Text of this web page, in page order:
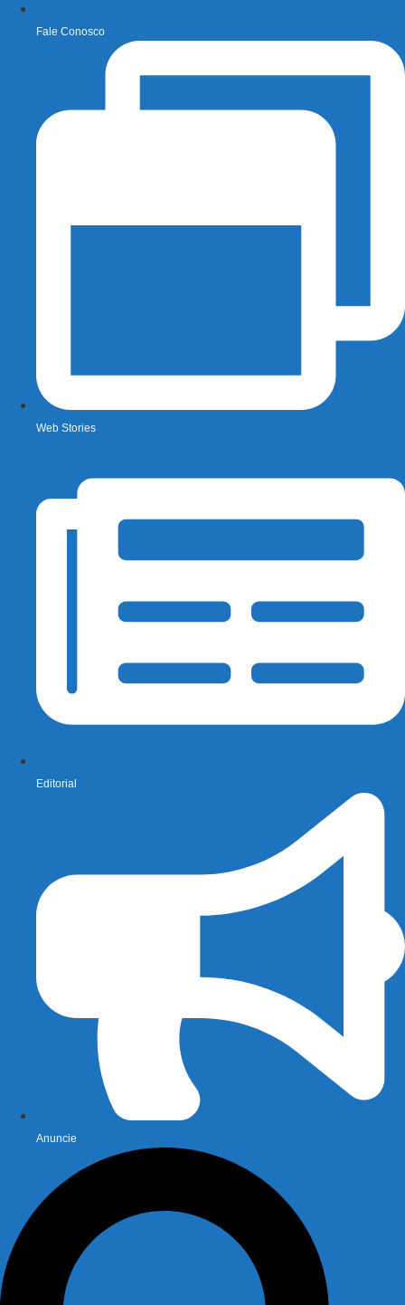
Fale Conosco
Web Stories
Editorial
Anuncie